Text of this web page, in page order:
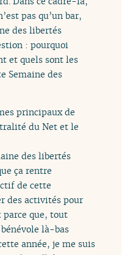
pas qu’un bar,
des libertés
: pourquoi
et quels sont les
Semaine des
principaux de
du Net et le
des libertés
ça rentre
de cette
des activités pour
parce que, tout
là-bas
année, je me suis